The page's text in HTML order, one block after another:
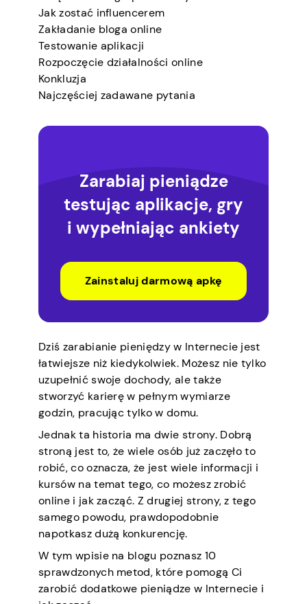
Jak zostać influencerem
Zakładanie bloga online
Testowanie aplikacji
Rozpoczęcie działalności online
Konkluzja
Najczęściej zadawane pytania
Zarabiaj pieniądze
testując aplikacje, gry
i wypełniając ankiety
Zainstaluj darmową apkę
Dziś zarabianie pieniędzy w Internecie jest
łatwiejsze niż kiedykolwiek. Możesz nie tylko
uzupełnić swoje dochody, ale także
stworzyć karierę w pełnym wymiarze
godzin, pracując tylko w domu.
Jednak ta historia ma dwie strony. Dobrą
stroną jest to, że wiele osób już zaczęło to
robić, co oznacza, że jest wiele informacji i
kursów na temat tego, co możesz zrobić
online i jak zacząć. Z drugiej strony, z tego
samego powodu, prawdopodobnie
napotkasz dużą konkurencję.
W tym wpisie na blogu poznasz 10
sprawdzonych metod, które pomogą Ci
zarobić dodatkowe pieniądze w Internecie i